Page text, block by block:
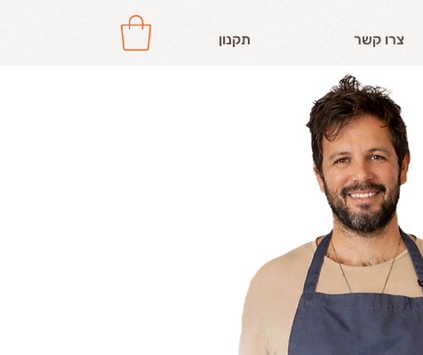
צרו קשר תקנון